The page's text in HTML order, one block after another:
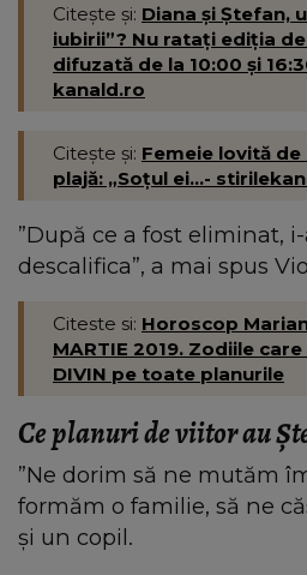
Citește și: Diana și Ștefan,
iubirii”? Nu ratați ediția
difuzată de la 10:00 și
kanald.ro
Citește și: Femeie lovită
plajă: „Soțul ei...-
”După ce a fost eliminat,
descalifica”, a mai spus
Citeste si: Horoscop
MARTIE 2019. Zodiile
DIVIN pe toate planurile
Ce planuri de viitor au
”Ne dorim să ne mutăm
formăm o familie, să ne
și un copil.